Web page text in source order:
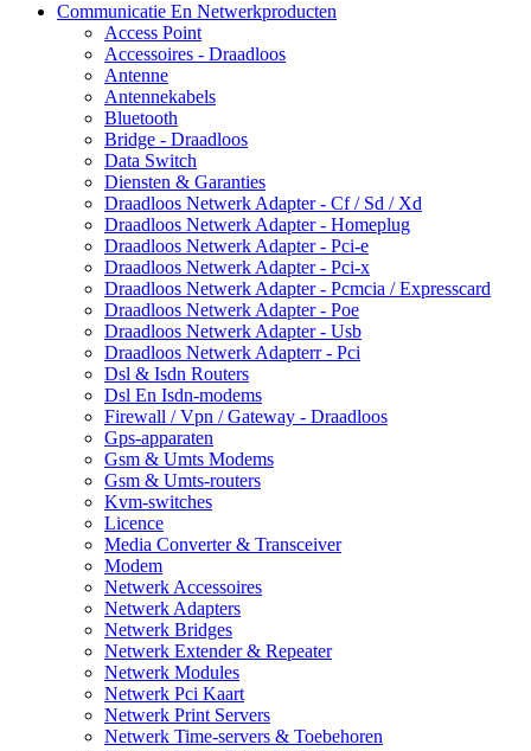
Communicatie En Netwerkproducten
Access Point
Accessoires - Draadloos
Antenne
Antennekabels
Bluetooth
Bridge - Draadloos
Data Switch
Diensten & Garanties
Draadloos Netwerk Adapter - Cf / Sd / Xd
Draadloos Netwerk Adapter - Homeplug
Draadloos Netwerk Adapter - Pci-e
Draadloos Netwerk Adapter - Pci-x
Draadloos Netwerk Adapter - Pcmcia / Expresscard
Draadloos Netwerk Adapter - Poe
Draadloos Netwerk Adapter - Usb
Draadloos Netwerk Adapterr - Pci
Dsl & Isdn Routers
Dsl En Isdn-modems
Firewall / Vpn / Gateway - Draadloos
Gps-apparaten
Gsm & Umts Modems
Gsm & Umts-routers
Kvm-switches
Licence
Media Converter & Transceiver
Modem
Netwerk Accessoires
Netwerk Adapters
Netwerk Bridges
Netwerk Extender & Repeater
Netwerk Modules
Netwerk Pci Kaart
Netwerk Print Servers
Netwerk Time-servers & Toebehoren